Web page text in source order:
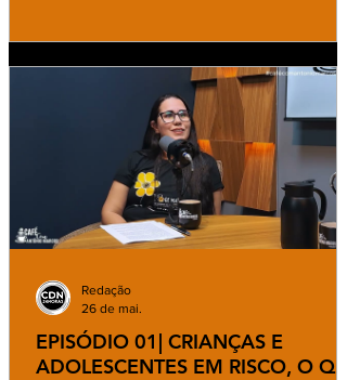
EPISÓDIO 01| CRIANÇAS E
ADOLESCENTES EM RISCO, O
Redação
26 de mai.